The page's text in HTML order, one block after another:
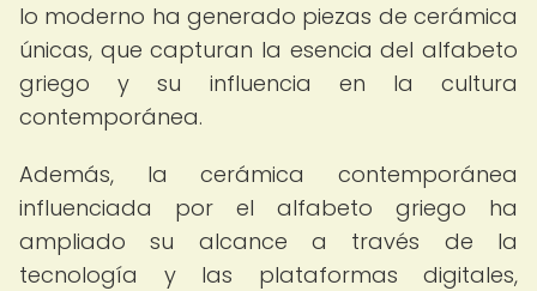
lo moderno ha generado piezas de cerámica
únicas, que capturan la esencia del alfabeto
griego y su influencia en la cultura
contemporánea.
Además, la cerámica contemporánea
influenciada por el alfabeto griego ha
ampliado su alcance a través de la
tecnología y las plataformas digitales,